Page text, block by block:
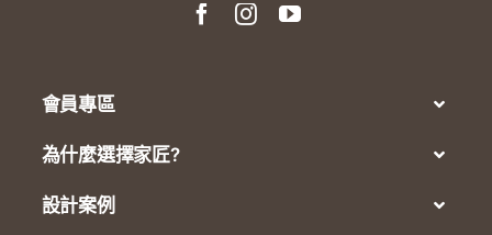
會員專區
為什麼選擇家匠?
設計案例